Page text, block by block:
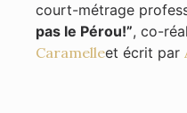
court-métrage
pas le Pérou!”, co-
Caramelleet écrit par